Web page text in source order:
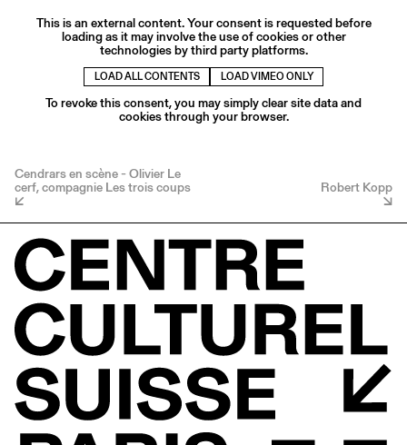
This is an external content. Your consent is requested before
loading as it may involve the use of cookies or other
technologies by third party platforms.
LOAD ALL CONTENTS LOAD VIMEO ONLY
To revoke this consent, you may simply clear site data and
cookies through your browser.
Cendrars en scène - Olivier Le
cerf, compagnie Les trois coups Robert Kopp